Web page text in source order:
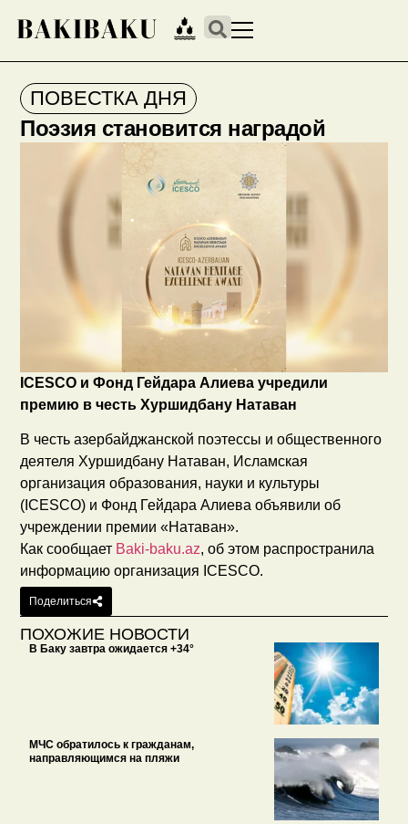
ПОВЕСТКА ДНЯ
Поэзия становится наградой
ICESCO и Фонд Гейдара Алиева учредили
премию в честь Хуршидбану Натаван
В честь азербайджанской поэтессы и общественного
деятеля Хуршидбану Натаван, Исламская
организация образования, науки и культуры
(ICESCO) и Фонд Гейдара Алиева объявили об
учреждении премии «Натаван».
Как сообщает Baki-baku.az, об этом распространила
информацию организация ICESCO.
Поделиться
ПОХОЖИЕ НОВОСТИ
В Баку завтра ожидается +34°
МЧС обратилось к гражданам,
направляющимся на пляжи